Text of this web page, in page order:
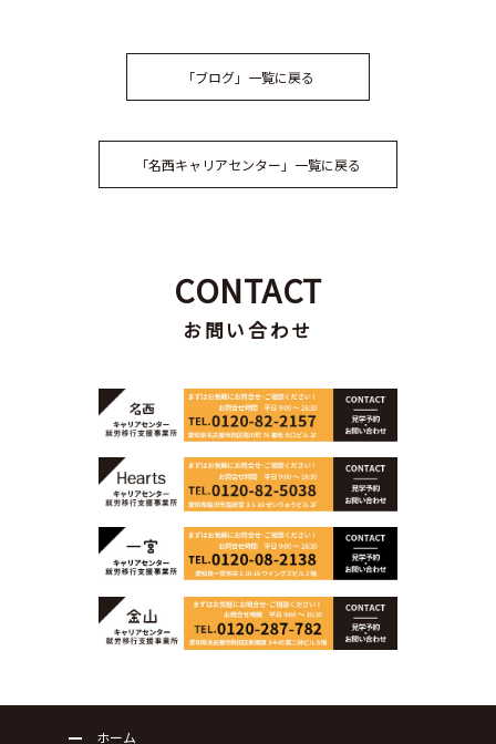
「ブログ」一覧に戻る
「名西キャリアセンター」一覧に戻る
CONTACT
お問い合わせ
ホーム